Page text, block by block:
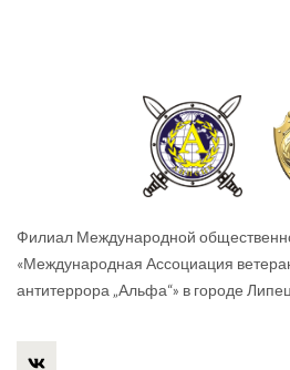
Филиал Международной
«Международная Ассоциация
антитеррора „Альфа“» в городе